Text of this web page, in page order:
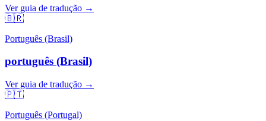
Ver guia de tradução →
🇧🇷
Português (Brasil)
português (Brasil)
Ver guia de tradução →
🇵🇹
Português (Portugal)